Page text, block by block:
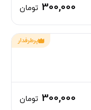
300,000 تومان
پرطرفدار
300,000 تومان